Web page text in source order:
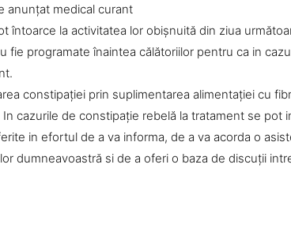
anunţat medical curant
întoarce la activitatea lor obişnuită din ziua
fie programate înaintea călătoriilor pentru ca in
constipaţiei prin suplimentarea alimentaţiei cu
cazurile de constipaţie rebelă la tratament se pot
in efortul de a va informa, de a va acorda o
dumneavoastră si de a oferi o baza de discuţii